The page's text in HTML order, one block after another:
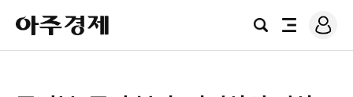
아
주
경
검
전
로
그